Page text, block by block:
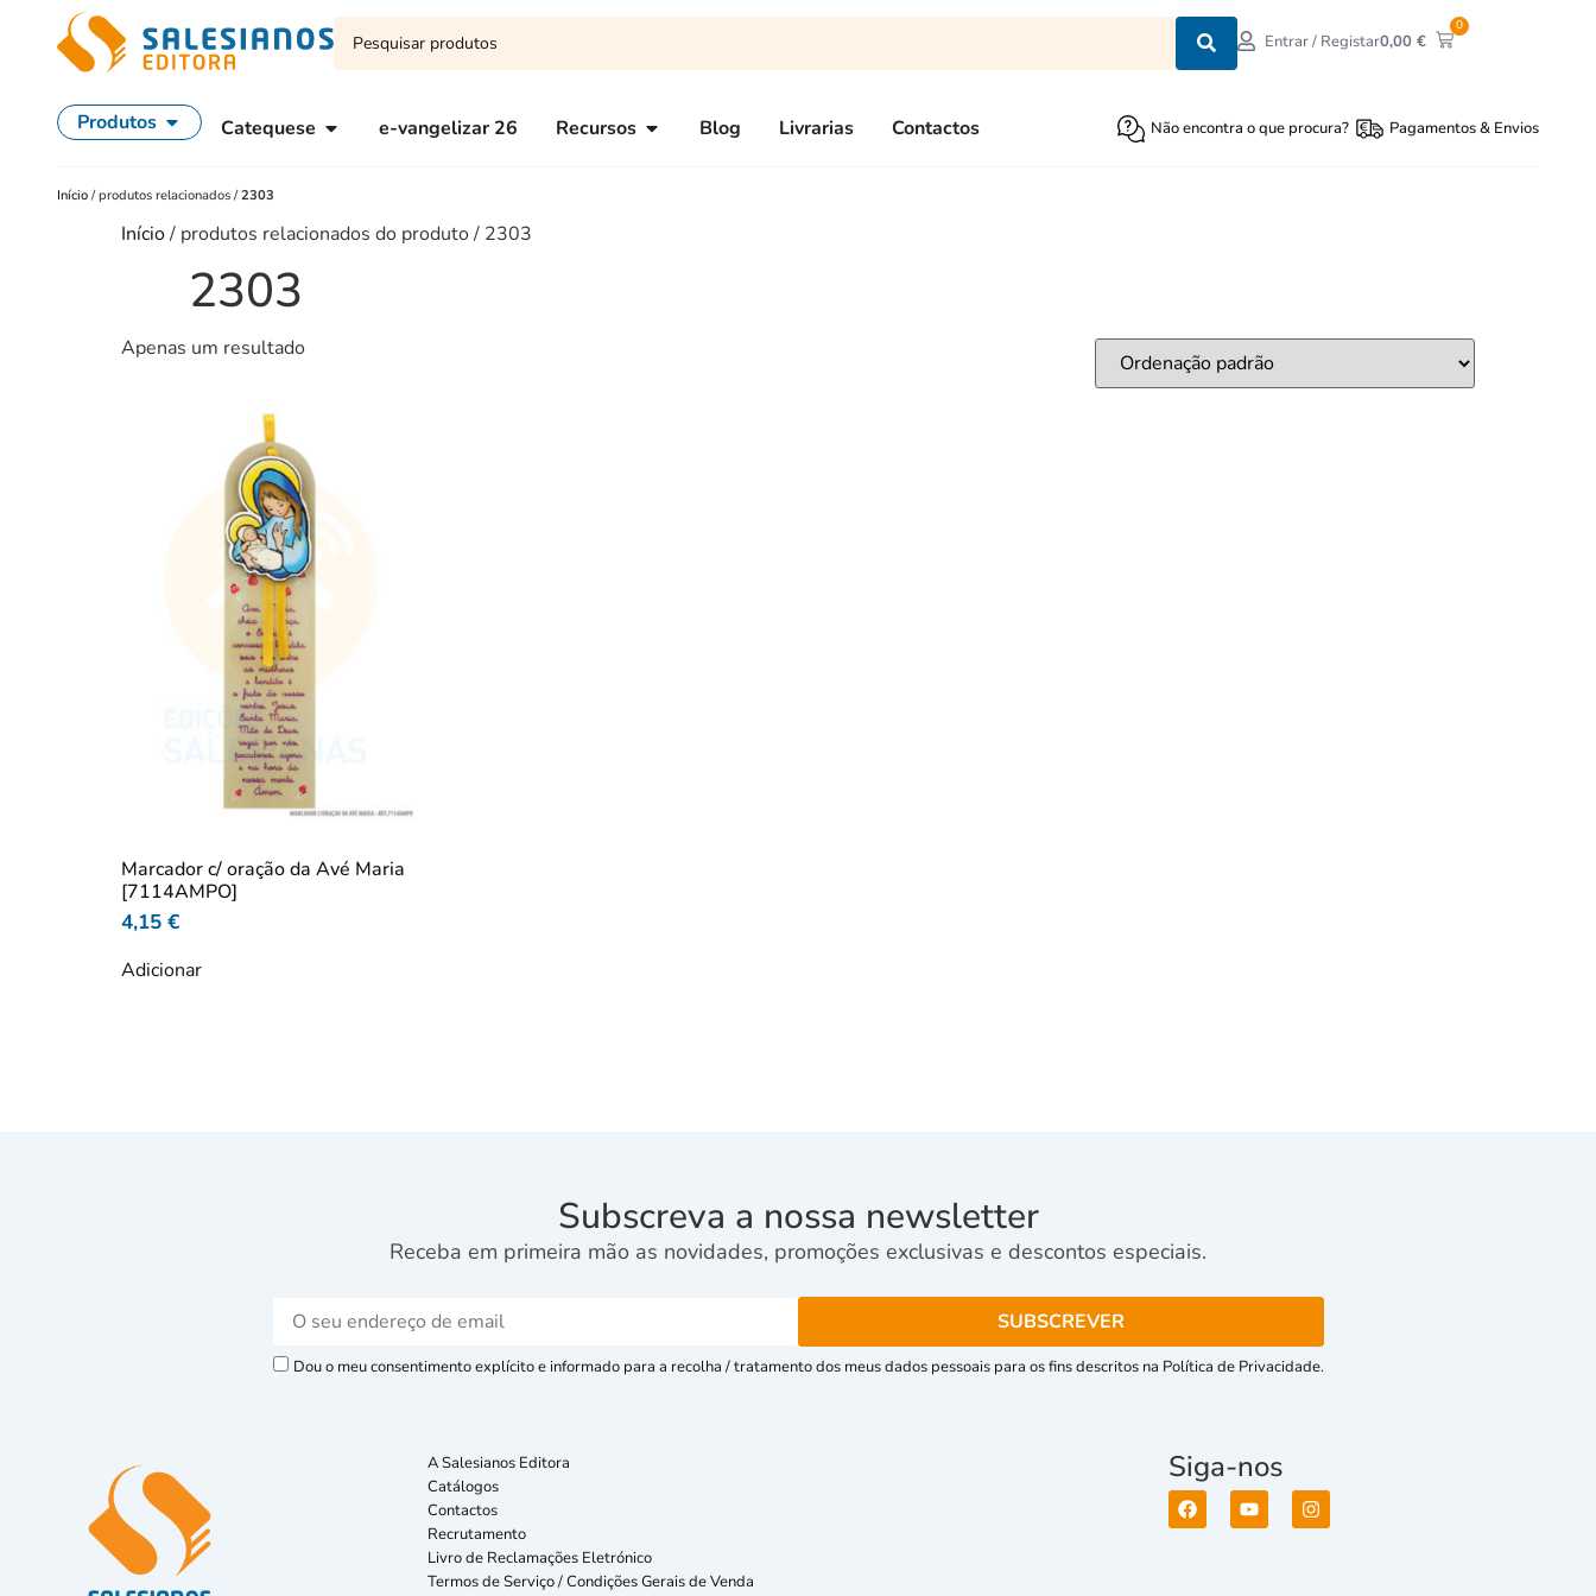
Entrar / Registar0,00€
0
Produtos Catequese e-vangelizar 26 Recursos Blog Livrarias Contactos Não encontra o que procura? Pagamentos & Envios
Início /produtos relacionados /2303
Início/ produtos relacionados do produto / 2303
2303
Apenas um resultado
Marcador c/ oração da Avé Maria
[7114AMPO]
4,15 €
Adicionar
Subscreva a nossa newsletter
Receba em primeira mão as novidades, promoções exclusivas e descontos especiais.
Dou o meu consentimento explícito e informado para a recolha / tratamento dos meus dados pessoais para os fins descritos na Política de Privacidade.
A Salesianos Editora
Catálogos
Contactos
Recrutamento
Livro de Reclamações Eletrónico
Termos de Serviço / Condições Gerais de Venda
Siga-nos